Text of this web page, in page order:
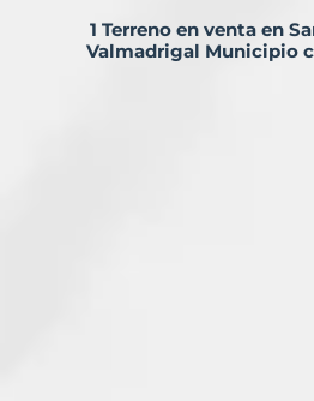
1 Terreno en venta en
Valmadrigal Municipio